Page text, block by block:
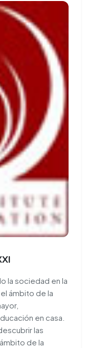
la sociedad en la
ámbito de la
en casa.
las
de la